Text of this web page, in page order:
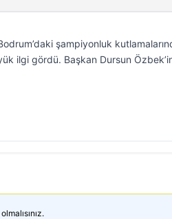
şampiyonluk
ilgi gördü. Başkan Dursun